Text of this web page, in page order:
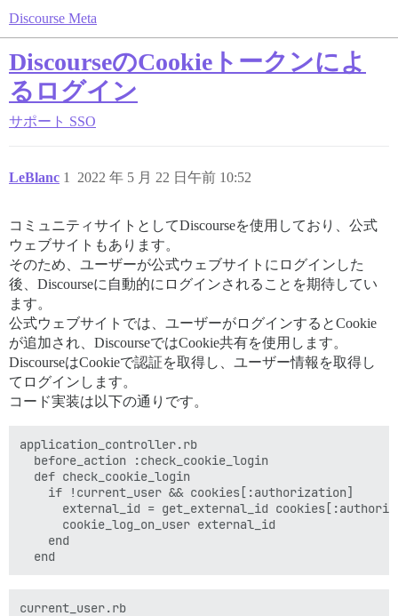
Discourse Meta
DiscourseのCookieトークンによ
るログイン
サポート SSO
LeBlanc 2022 年 5 月 22 日午前 10:52
1
コミュニティサイトとしてDiscourseを使用しており、公式
ウェブサイトもあります。
そのため、ユーザーが公式ウェブサイトにログインした
後、Discourseに自動的にログインされることを期待してい
ます。
公式ウェブサイトでは、ユーザーがログインするとCookie
が追加され、DiscourseではCookie共有を使用します。
DiscourseはCookieで認証を取得し、ユーザー情報を取得し
てログインします。
コード実装は以下の通りです。
application_controller.rb
  before_action :check_cookie_login
  def check_cookie_login
    if !current_user && cookies[:authorization]
external_id = get_external_id
      cookie_log_on_user external_id
    end
current_user.rb